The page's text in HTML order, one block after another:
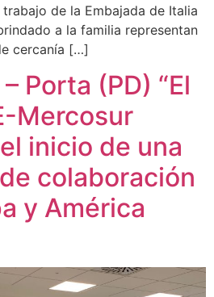
de la Embajada de Italia
a la familia representan
cercanía […]
Porta (PD) “El
Mercosur
inicio de una
colaboración
y América